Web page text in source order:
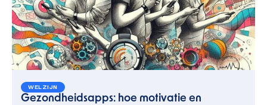
WELZIJN
Gezondheidsapps: hoe motivatie en